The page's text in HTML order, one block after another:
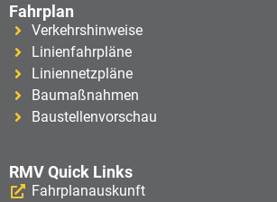
Fahrplan
Verkehrshinweise
Linienfahrpläne
Liniennetzpläne
Baumaßnahmen
Baustellenvorschau
RMV Quick Links
Fahrplanauskunft